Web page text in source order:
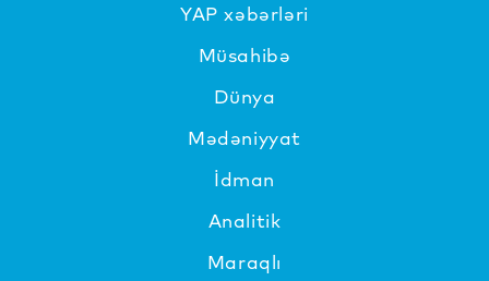
YAP xəbərləri
Müsahibə
Dünya
Mədəniyyat
İdman
Analitik
Maraqlı